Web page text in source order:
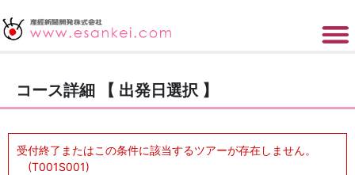
コース詳細 【 出発日選択 】
受付終了またはこの条件に該当するツアーが存在しません。
(T001S001)